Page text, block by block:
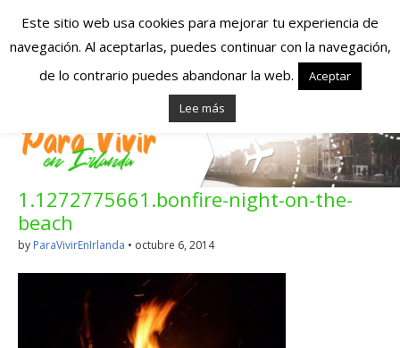
Españoles en
Irlanda – Vivir en
Irlanda – Trabajo
en Irlanda –
Alojamiento en
Irlanda
Blog dedicado a los que viven, estudian y trabajan en
1.1272775661.bonfire-night-on-the-
beach
by ParaVivirEnIrlanda • octubre 6, 2014
Este sitio web usa cookies para mejorar tu experiencia de
navegación. Al aceptarlas, puedes continuar con la navegación,
de lo contrario puedes abandonar la web.
Aceptar
Lee más